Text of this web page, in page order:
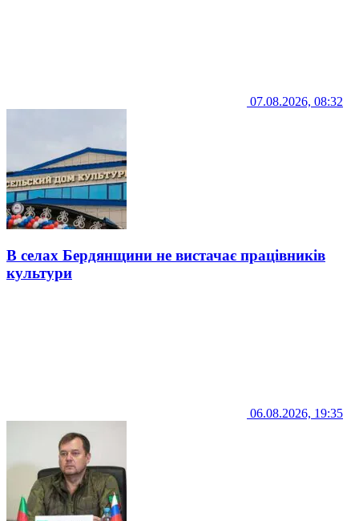
07.08.2026, 08:32
В селах Бердянщини не вистачає працівників
культури
06.08.2026, 19:35